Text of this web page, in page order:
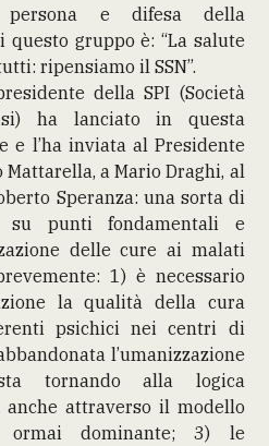
persona e difesa della
questo gruppo è: “La salute
ripensiamo il SSN”.
della SPI (Società
ha lanciato in questa
e l’ha inviata al Presidente
a Mario Draghi, al
Speranza: una sorta di
su punti fondamentali e
delle cure ai malati
1) è necessario
la qualità della cura
psichici nei centri di
l’umanizzazione
tornando alla logica
anche attraverso il modello
ormai dominante; 3) le